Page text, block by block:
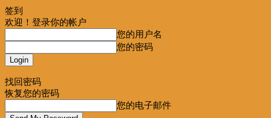
签到
欢迎！登录你的帐户
您的用户名
您的密码
找回密码
恢复您的密码
您的电子邮件